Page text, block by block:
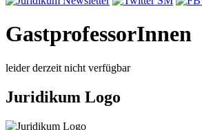
GastprofessorInnen
leider derzeit nicht verfügbar
Juridikum Logo